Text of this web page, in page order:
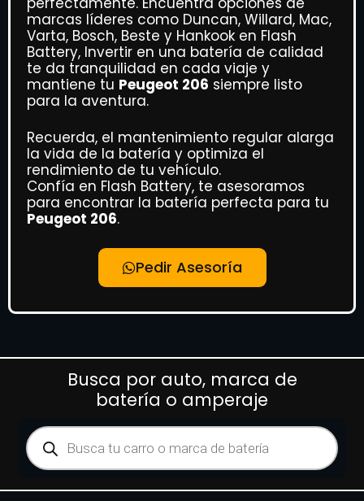
marcas líderes como Duncan, Willard, Mac,
Varta, Bosch, Beste y Hankook en Flash
Battery, Invertir en una batería de calidad
te da tranquilidad en cada viaje y
mantiene tu Peugeot 206 siempre listo
para la aventura.
Recuerda, el mantenimiento regular alarga
la vida de la batería y optimiza el
rendimiento de tu vehículo.
Confía en Flash Battery, te asesoramos
para encontrar la batería perfecta para tu
Peugeot 206.
Pedir Asesoría
Busca por auto, marca de
batería o amperaje